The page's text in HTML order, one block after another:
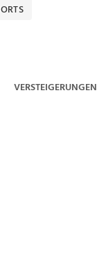
VERSTEIGERUNGEN